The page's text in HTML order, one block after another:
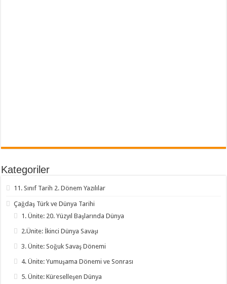
Kategoriler
11. Sınıf Tarih 2. Dönem Yazılılar
Çağdaş Türk ve Dünya Tarihi
1. Ünite: 20. Yüzyıl Başlarında Dünya
2.Ünite: İkinci Dünya Savaşı
3. Ünite: Soğuk Savaş Dönemi
4. Ünite: Yumuşama Dönemi ve Sonrası
5. Ünite: Küreselleşen Dünya